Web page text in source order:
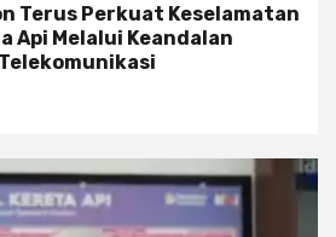
Terus Perkuat Keselamatan
Api Melalui Keandalan